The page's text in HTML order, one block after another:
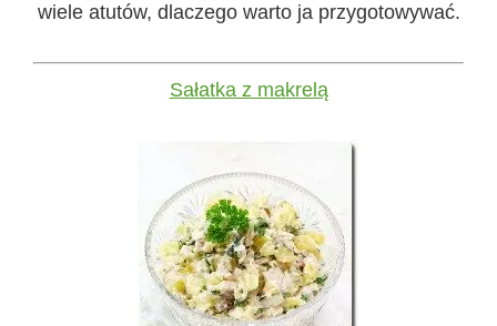
wiele atutów, dlaczego warto ja przygotowywać.
Sałatka z makrelą